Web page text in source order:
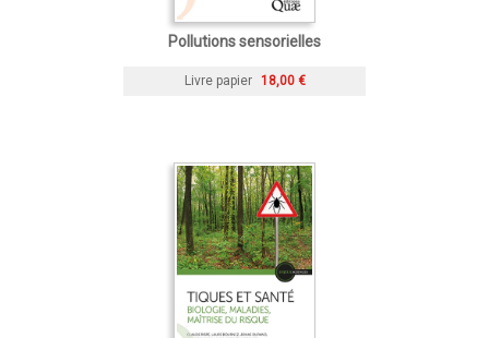
Pollutions sensorielles
Livre papier 18,00 €